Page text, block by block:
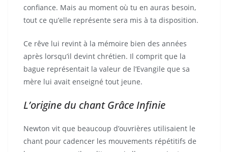
confiance. Mais au moment où tu en auras besoin,
tout ce qu’elle représente sera mis à ta disposition.
Ce rêve lui revint à la mémoire bien des années
après lorsqu’il devint chrétien. Il comprit que la
bague représentait la valeur de l’Evangile que sa
mère lui avait enseigné tout jeune.
L’origine du chant Grâce Infinie
Newton vit que beaucoup d’ouvrières utilisaient le
chant pour cadencer les mouvements répétitifs de